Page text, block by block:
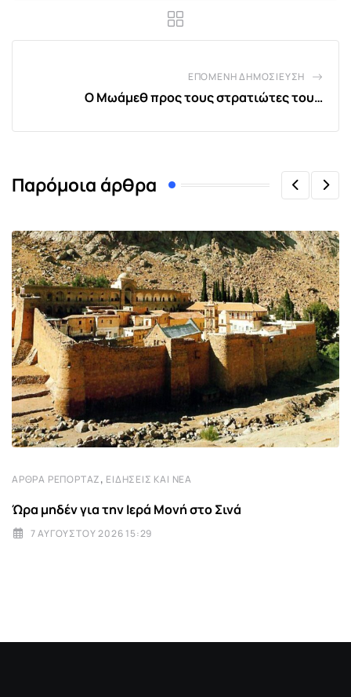
ΕΠΌΜΕΝΗ ΔΗΜΟΣΊΕΥΣΗ
Ο Μωάμεθ προς τους στρατιώτες του…
Παρόμοια άρθρα
ΆΡΘΡΑ ΡΕΠΟΡΤΆΖ, ΕΙΔΉΣΕΙΣ ΚΑΙ ΝΈΑ
Ώρα μηδέν για την Ιερά Μονή στο Σινά
7 ΑΥΓΟΎΣΤΟΥ 2026 15:29